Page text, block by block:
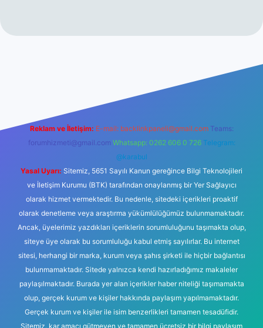
Reklam ve İletişim: E-mail: backlinkpaneli@gmail.com Teams:
forumhizmeti@gmail.com Whatsapp: 0262 606 0 726 Telegram:
@karabul
Yasal Uyarı: Sitemiz, 5651 Sayılı Kanun gereğince Bilgi Teknolojileri
ve İletişim Kurumu (BTK) tarafından onaylanmış bir Yer Sağlayıcı
olarak hizmet vermektedir. Bu nedenle, sitedeki içerikleri proaktif
olarak denetleme veya araştırma yükümlülüğümüz bulunmamaktadır.
Ancak, üyelerimiz yazdıkları içeriklerin sorumluluğunu taşımakta olup,
siteye üye olarak bu sorumluluğu kabul etmiş sayılırlar. Bu internet
sitesi, herhangi bir marka, kurum veya şahıs şirketi ile hiçbir bağlantısı
bulunmamaktadır. Sitede yalnızca kendi hazırladığımız makaleler
paylaşılmaktadır. Burada yer alan içerikler haber niteliği taşımamakta
olup, gerçek kurum ve kişiler hakkında paylaşım yapılmamaktadır.
Gerçek kurum ve kişiler ile isim benzerlikleri tamamen tesadüfidir.
Sitemiz, kar amacı gütmeyen ve tamamen ücretsiz bir bilgi paylaşım